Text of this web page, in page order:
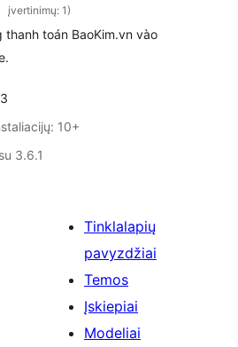
įvertinimų: 1)
thanh toán BaoKim.vn vào
10+
3.6.1
Tinklalapių
pavyzdžiai
Temos
Įskiepiai
Modeliai